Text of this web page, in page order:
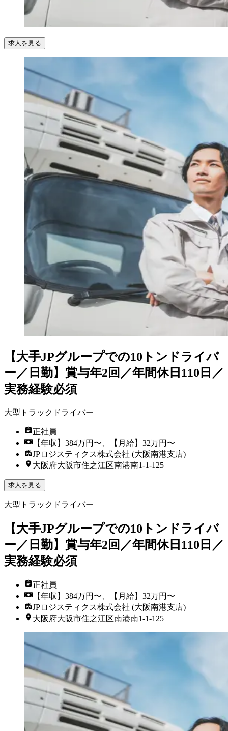
求人を見る
【大手JPグループでの10トンドライバ
ー／日勤】賞与年2回／年間休日110日／
実務経験必須
大型トラックドライバー
正社員
【年収】384万円〜、【月給】32万円〜
JPロジスティクス株式会社 (大阪南港支店)
大阪府大阪市住之江区南港南1-1-125
求人を見る
大型トラックドライバー
【大手JPグループでの10トンドライバ
ー／日勤】賞与年2回／年間休日110日／
実務経験必須
正社員
【年収】384万円〜、【月給】32万円〜
JPロジスティクス株式会社 (大阪南港支店)
大阪府大阪市住之江区南港南1-1-125